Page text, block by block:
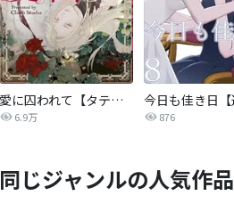
愛に囚われて【タテヨミ】
6.9万 876
同じジャンルの人気作品